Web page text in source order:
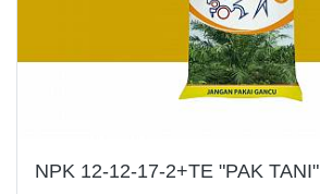
NPK 12-12-17-2+TE "PAK TANI"